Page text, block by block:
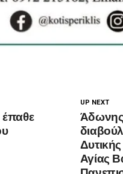
UP NEXT
Αγίας
έπαθε